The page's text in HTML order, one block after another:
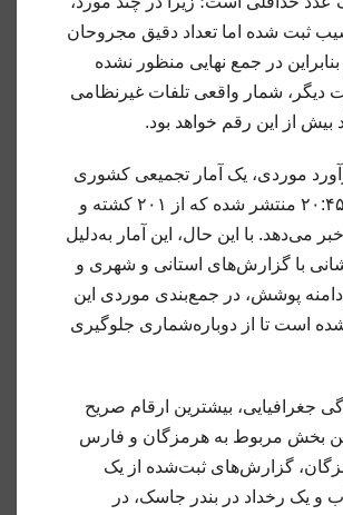
ثبت شده اما تعداد دقیق مجروحان
بنابراین در جمع نهایی منظور نشده
دیگر، شمار واقعی تلفات غیرنظامی
بیش از این رقم خواهد بود.
موردی، یک آمار تجمیعی کشوری
نیز تا ساعت ۲۰:۴۵ منتشر شده که از ۲۰۱ کشته و
خبر می‌دهد. با این حال، این آمار به‌دلیل
با گزارش‌های استانی و شهری و
دامنه پوشش، در جمع‌بندی موردی این
است تا از دوباره‌شماری جلوگیری
جغرافیایی، بیشترین ارقام صریح
بخش مربوط به هرمزگان و فارس
گزارش‌های ثبت‌شده از یک
و یک رخداد در بندر جاسک، در